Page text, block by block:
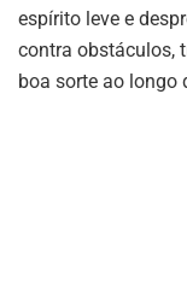
espírito leve e
contra obstáculos,
boa sorte ao longo